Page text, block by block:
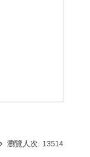
瀏覽人次: 13514